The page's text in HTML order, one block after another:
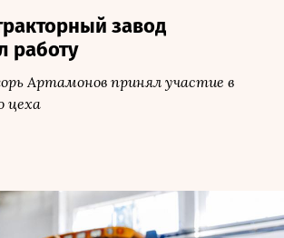
завод
работу
Артамонов принял участие в
цеха